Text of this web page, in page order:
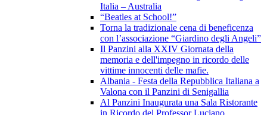
Italia – Australia
“Beatles at School!”
Torna la tradizionale cena di beneficenza
con l’associazione “Giardino degli Angeli”
Il Panzini alla XXIV Giornata della
memoria e dell'impegno in ricordo delle
vittime innocenti delle mafie.
Albania - Festa della Repubblica Italiana a
Valona con il Panzini di Senigallia
Al Panzini Inaugurata una Sala Ristorante